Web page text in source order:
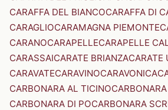
CARAFFA DEL BIANCOCARAFFA DI
CARAGLIOCARAMAGNA PIEMONTE
CARANOCARAPELLECARAPELLE
CARASSAICARATE BRIANZACARATE
CARAVATECARAVINOCARAVONICA
CARBONARA AL TICINO
CARBONARA DI POCARBONARA